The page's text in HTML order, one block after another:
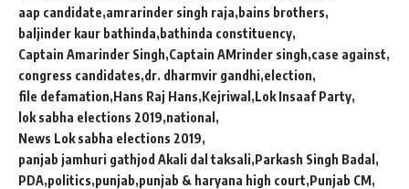
aap candidate amrarinder singh raja bains brothers
baljinder kaur bathinda bathinda constituency
Captain Amarinder Singh Captain AMrinder singh case against
congress candidates dr. dharmvir gandhi election
file defamation Hans Raj Hans Kejriwal Lok Insaaf Party
lok sabha elections 2019 national
News Lok sabha elections 2019
panjab jamhuri gathjod Akali dal taksali Parkash Singh Badal
PDA politics punjab punjab & haryana high court Punjab CM